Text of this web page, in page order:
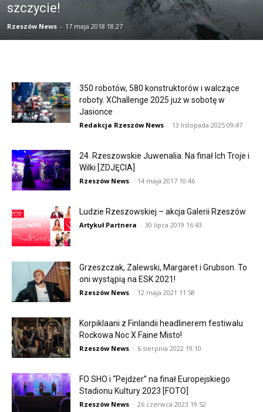
szczycie!
Rzeszów News - 17 maja 2018 18:27
350 robotów, 580 konstruktorów i walczące
roboty. XChallenge 2025 już w sobotę w
Jasionce
Redakcja Rzeszów News - 13 listopada 2025 09:47
24. Rzeszowskie Juwenalia. Na finał Ich Troje i
Wilki [ZDJĘCIA]
Rzeszów News - 14 maja 2017 10:46
Ludzie Rzeszowskiej – akcja Galerii Rzeszów
Artykuł Partnera - 30 lipca 2019 16:43
Grzeszczak, Zalewski, Margaret i Grubson. To
oni wystąpią na ESK 2021!
Rzeszów News - 12 maja 2021 11:58
Korpiklaani z Finlandii headlinerem festiwalu
Rockowa Noc X Faine Misto!
Rzeszów News - 6 sierpnia 2022 19:10
FO SHO i “Pejdżer” na finał Europejskiego
Stadionu Kultury 2023 [FOTO]
Rzeszów News - 26 czerwca 2023 19:52